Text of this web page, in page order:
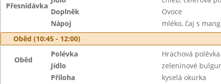
Přesnídávka
Doplněk
Ovoce
Nápoj
mléko, čaj s
Oběd (10:45 - 12:00)
Oběd
Polévka
Hrachová
Jídlo
zeleninové
Příloha
kyselá okurka